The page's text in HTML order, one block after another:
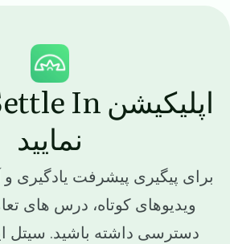
Image
نمایید
برای پیگیری پیشرفت
ویدیوهای کوتاه، درس های